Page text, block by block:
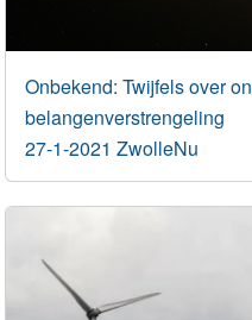
Onbekend: Twijfels over
belangenverstrengeling
27-1-2021 ZwolleNu